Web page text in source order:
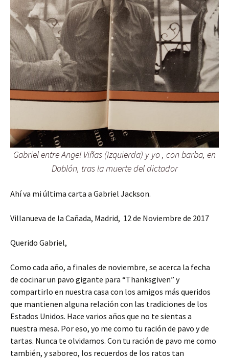
Gabriel entre Angel Viñas (Izquierda) y yo , con barba, en
Doblón, tras la muerte del dictador
Ahí va mi última carta a Gabriel Jackson.
Villanueva de la Cañada, Madrid, 12 de Noviembre de 2017
Querido Gabriel,
Como cada año, a finales de noviembre, se acerca la fecha
de cocinar un pavo gigante para “Thanksgiven” y
compartirlo en nuestra casa con los amigos más queridos
que mantienen alguna relación con las tradiciones de los
Estados Unidos. Hace varios años que no te sientas a
nuestra mesa. Por eso, yo me como tu ración de pavo y de
tartas. Nunca te olvidamos. Con tu ración de pavo me como
también, y saboreo, los recuerdos de los ratos tan